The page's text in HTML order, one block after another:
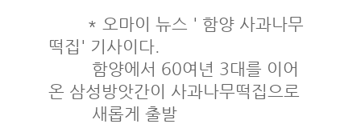
* 오마이 뉴스 ' 함양 사과나무
떡집' 기사이다.
함양에서 60여년 3대를 이어
온 삼성방앗간이 사과나무떡집으로
새롭게 출발